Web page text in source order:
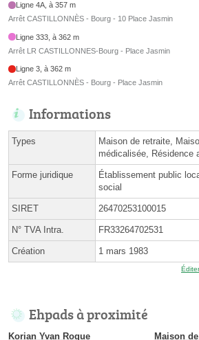
Ligne 4A, à 357 m
Arrêt CASTILLONNÈS - Bourg - 10 Place Jasmin
Ligne 333, à 362 m
Arrêt LR CASTILLONNES-Bourg - Place Jasmin
Ligne 3, à 362 m
Arrêt CASTILLONNÈS - Bourg - Place Jasmin
Informations
Types
Maison de retraite,
médicalisée, Résidence
Forme juridique
Établissement public
social
SIRET 26470253100015
N° TVA Intra. FR33264702531
Création 1 mars 1983
Ehpads à proximité
Korian Yvan Roque
Maison